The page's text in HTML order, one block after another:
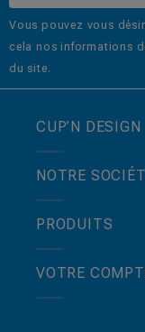
Vous pouvez vous
cela nos informations
du site.
CUP’N DESIGN
NOTRE
PRODUITS
VOTRE